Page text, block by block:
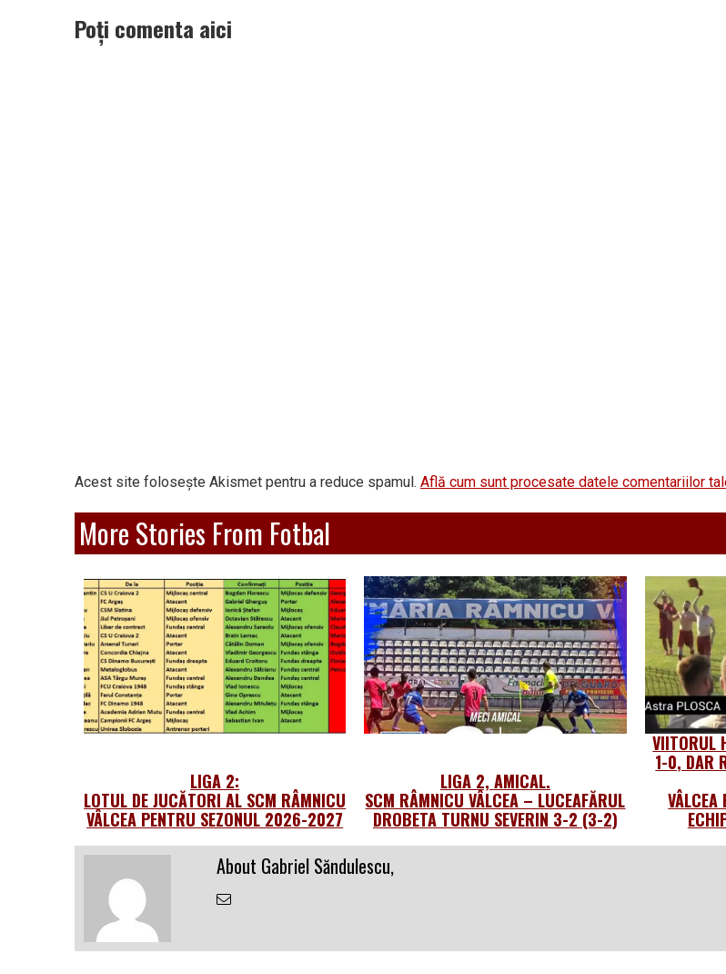
Poți comenta aici
Acest site folosește Akismet pentru a reduce spamul. Află cum sunt procesate datele comentariilor
More Stories From Fotbal
LIGA 2:
LOTUL DE JUCĂTORI AL SCM RÂMNICU
VÂLCEA PENTRU SEZONUL 2026-2027
LIGA 2, AMICAL.
SCM RÂMNICU VÂLCEA – LUCEAFĂRUL
DROBETA TURNU SEVERIN 3-2 (3-2)
VIITORUL
1-0, DAR
VÂLCEA
About Gabriel Săndulescu,
Email